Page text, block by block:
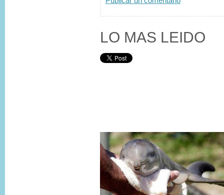
LO MAS LEIDO